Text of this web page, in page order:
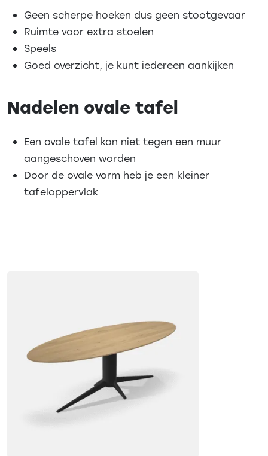
Geen scherpe hoeken dus geen stootgevaar
Ruimte voor extra stoelen
Speels
Goed overzicht, je kunt iedereen aankijken
Nadelen ovale tafel
Een ovale tafel kan niet tegen een muur
aangeschoven worden
Door de ovale vorm heb je een kleiner
tafeloppervlak